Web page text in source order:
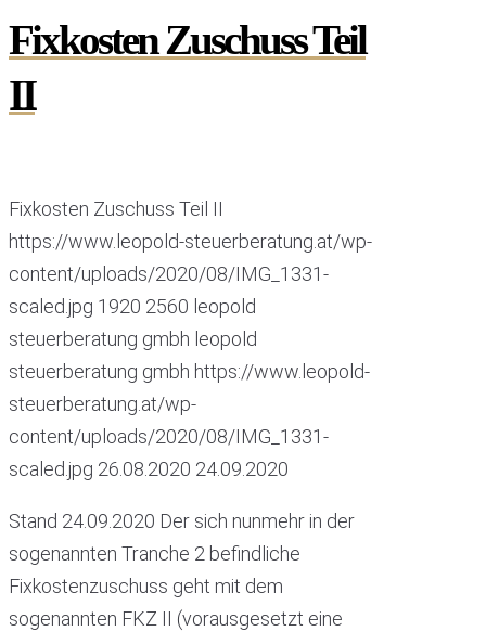
Fixkosten Zuschuss Teil
II
Fixkosten Zuschuss Teil II
https://www.leopold-steuerberatung.at/wp-
content/uploads/2020/08/IMG_1331-
scaled.jpg 1920 2560 leopold
steuerberatung gmbh leopold
steuerberatung gmbh https://www.leopold-
steuerberatung.at/wp-
content/uploads/2020/08/IMG_1331-
scaled.jpg 26.08.2020 24.09.2020
Stand 24.09.2020 Der sich nunmehr in der
sogenannten Tranche 2 befindliche
Fixkostenzuschuss geht mit dem
sogenannten FKZ II (vorausgesetzt eine